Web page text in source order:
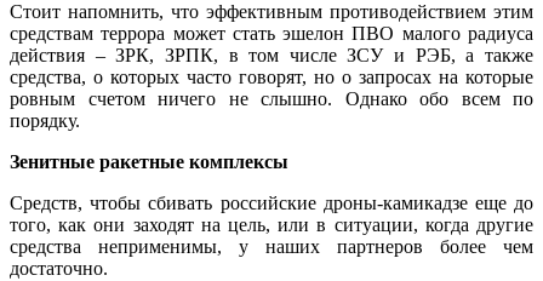
Стоит напомнить, что эффективным противодействием этим
средствам террора может стать эшелон ПВО малого радиуса
действия – ЗРК, ЗРПК, в том числе ЗСУ и РЭБ, а также
средства, о которых часто говорят, но о запросах на которые
ровным счетом ничего не слышно. Однако обо всем по
порядку.
Зенитные ракетные комплексы
Средств, чтобы сбивать российские дроны-камикадзе еще до
того, как они заходят на цель, или в ситуации, когда другие
средства неприменимы, у наших партнеров более чем
достаточно.